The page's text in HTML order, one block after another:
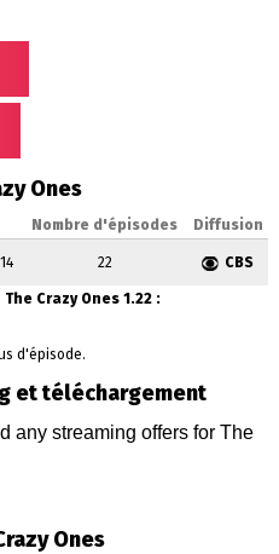
Ones
Nombre d'épisodes Diffusion
22 CBS
The Crazy Ones 1.22 :
d'épisode.
et téléchargement
Ones